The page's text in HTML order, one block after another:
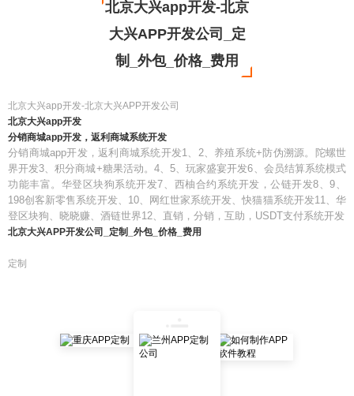
北京大兴app开发-北京
大兴APP开发公司_定
制_外包_价格_费用
北京大兴app开发-北京大兴APP开发公司
北京大兴app开发
分销商城app开发，返利商城系统开发
分销商城app开发，返利商城系统开发1、2、养殖系统+防伪溯源。陀螺世
界开发3、积分商城+糖果活动。4、5、玩家盛宴开发6、会员结算系统模式
功能丰富。华登区块狗系统开发7、西柚合约系统开发，公链开发8、9、
198创客新零售系统开发、10、网红世家系统开发、快猫猫系统开发11、华
登区块狗、晓晓赚、酒链世界12、直销，分销，互助，USDT支付系统开发
北京大兴APP开发公司_定制_外包_价格_费用
定制